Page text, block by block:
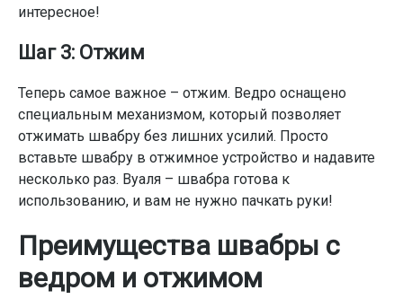
интересное!
Шаг 3: Отжим
Теперь самое важное – отжим. Ведро оснащено
специальным механизмом, который позволяет
отжимать швабру без лишних усилий. Просто
вставьте швабру в отжимное устройство и надавите
несколько раз. Вуаля – швабра готова к
использованию, и вам не нужно пачкать руки!
Преимущества швабры с
ведром и отжимом